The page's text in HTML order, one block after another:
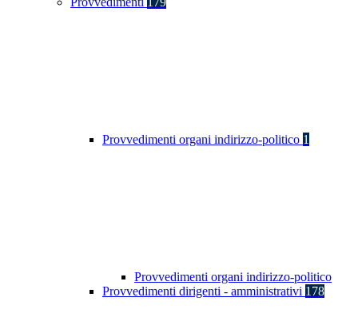
Provvedimenti organi indirizzo-politico 1
Provvedimenti organi indirizzo-politico
Provvedimenti dirigenti - amministrativi 178